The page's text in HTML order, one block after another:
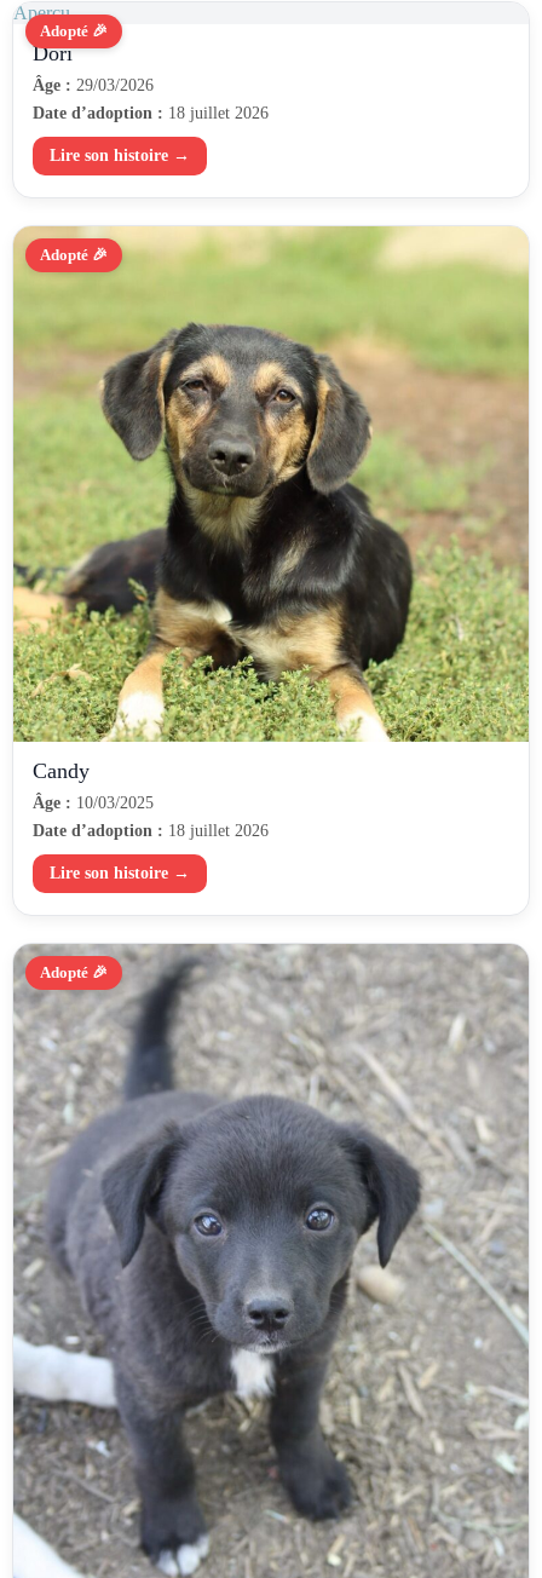
Aperçu
Adopté 🎉
Dori
Âge : 29/03/2026
Date d’adoption : 18 juillet 2026
Lire son histoire →
Adopté 🎉
Candy
Âge : 10/03/2025
Date d’adoption : 18 juillet 2026
Lire son histoire →
Adopté 🎉